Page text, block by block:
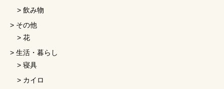
飲み物
その他
花
生活・暮らし
寝具
カイロ